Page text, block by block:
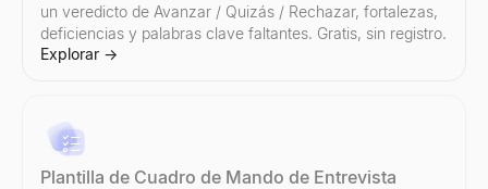
Generador de correos electrónicos de seguimiento
un veredicto de Avanzar / Quizás / Rechazar, fortalezas,
deficiencias y palabras clave faltantes. Gratis, sin registro.
Explorar →
Plantilla de Cuadro de Mando de Entrevista